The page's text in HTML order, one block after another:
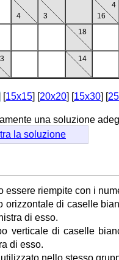
4
3
4
16
18
3 14
[15x15] [20x20] [15x30] [
una soluzione
la soluzione
essere riempite con i
orizzontale di caselle
di esso.
verticale di caselle
di esso.
nello stesso